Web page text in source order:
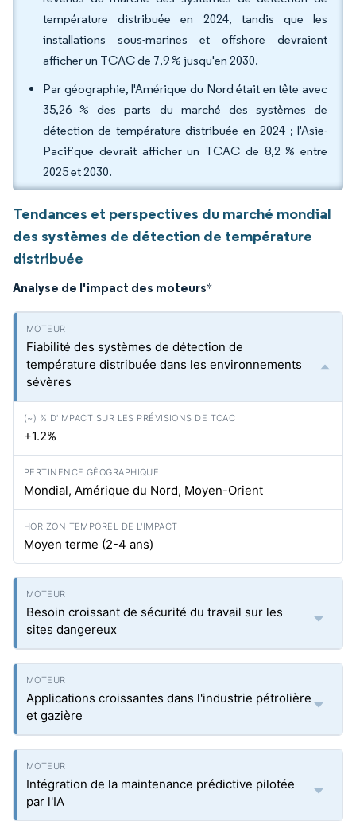
température distribuée en 2024, tandis que les
installations sous-marines et offshore devraient
afficher un TCAC de 7,9 % jusqu'en 2030.
Par géographie, l'Amérique du Nord était en tête avec
35,26 % des parts du marché des systèmes de
détection de température distribuée en 2024 ; l'Asie-
Pacifique devrait afficher un TCAC de 8,2 % entre
2025 et 2030.
Tendances et perspectives du marché mondial
des systèmes de détection de température
distribuée
Analyse de l'impact des moteurs*
Fiabilité des systèmes de détection de
température distribuée dans les environnements
sévères
+1.2%
Mondial, Amérique du Nord, Moyen-Orient
Moyen terme (2-4 ans)
Besoin croissant de sécurité du travail sur les
sites dangereux
Applications croissantes dans l'industrie pétrolière
et gazière
Intégration de la maintenance prédictive pilotée
par l'IA